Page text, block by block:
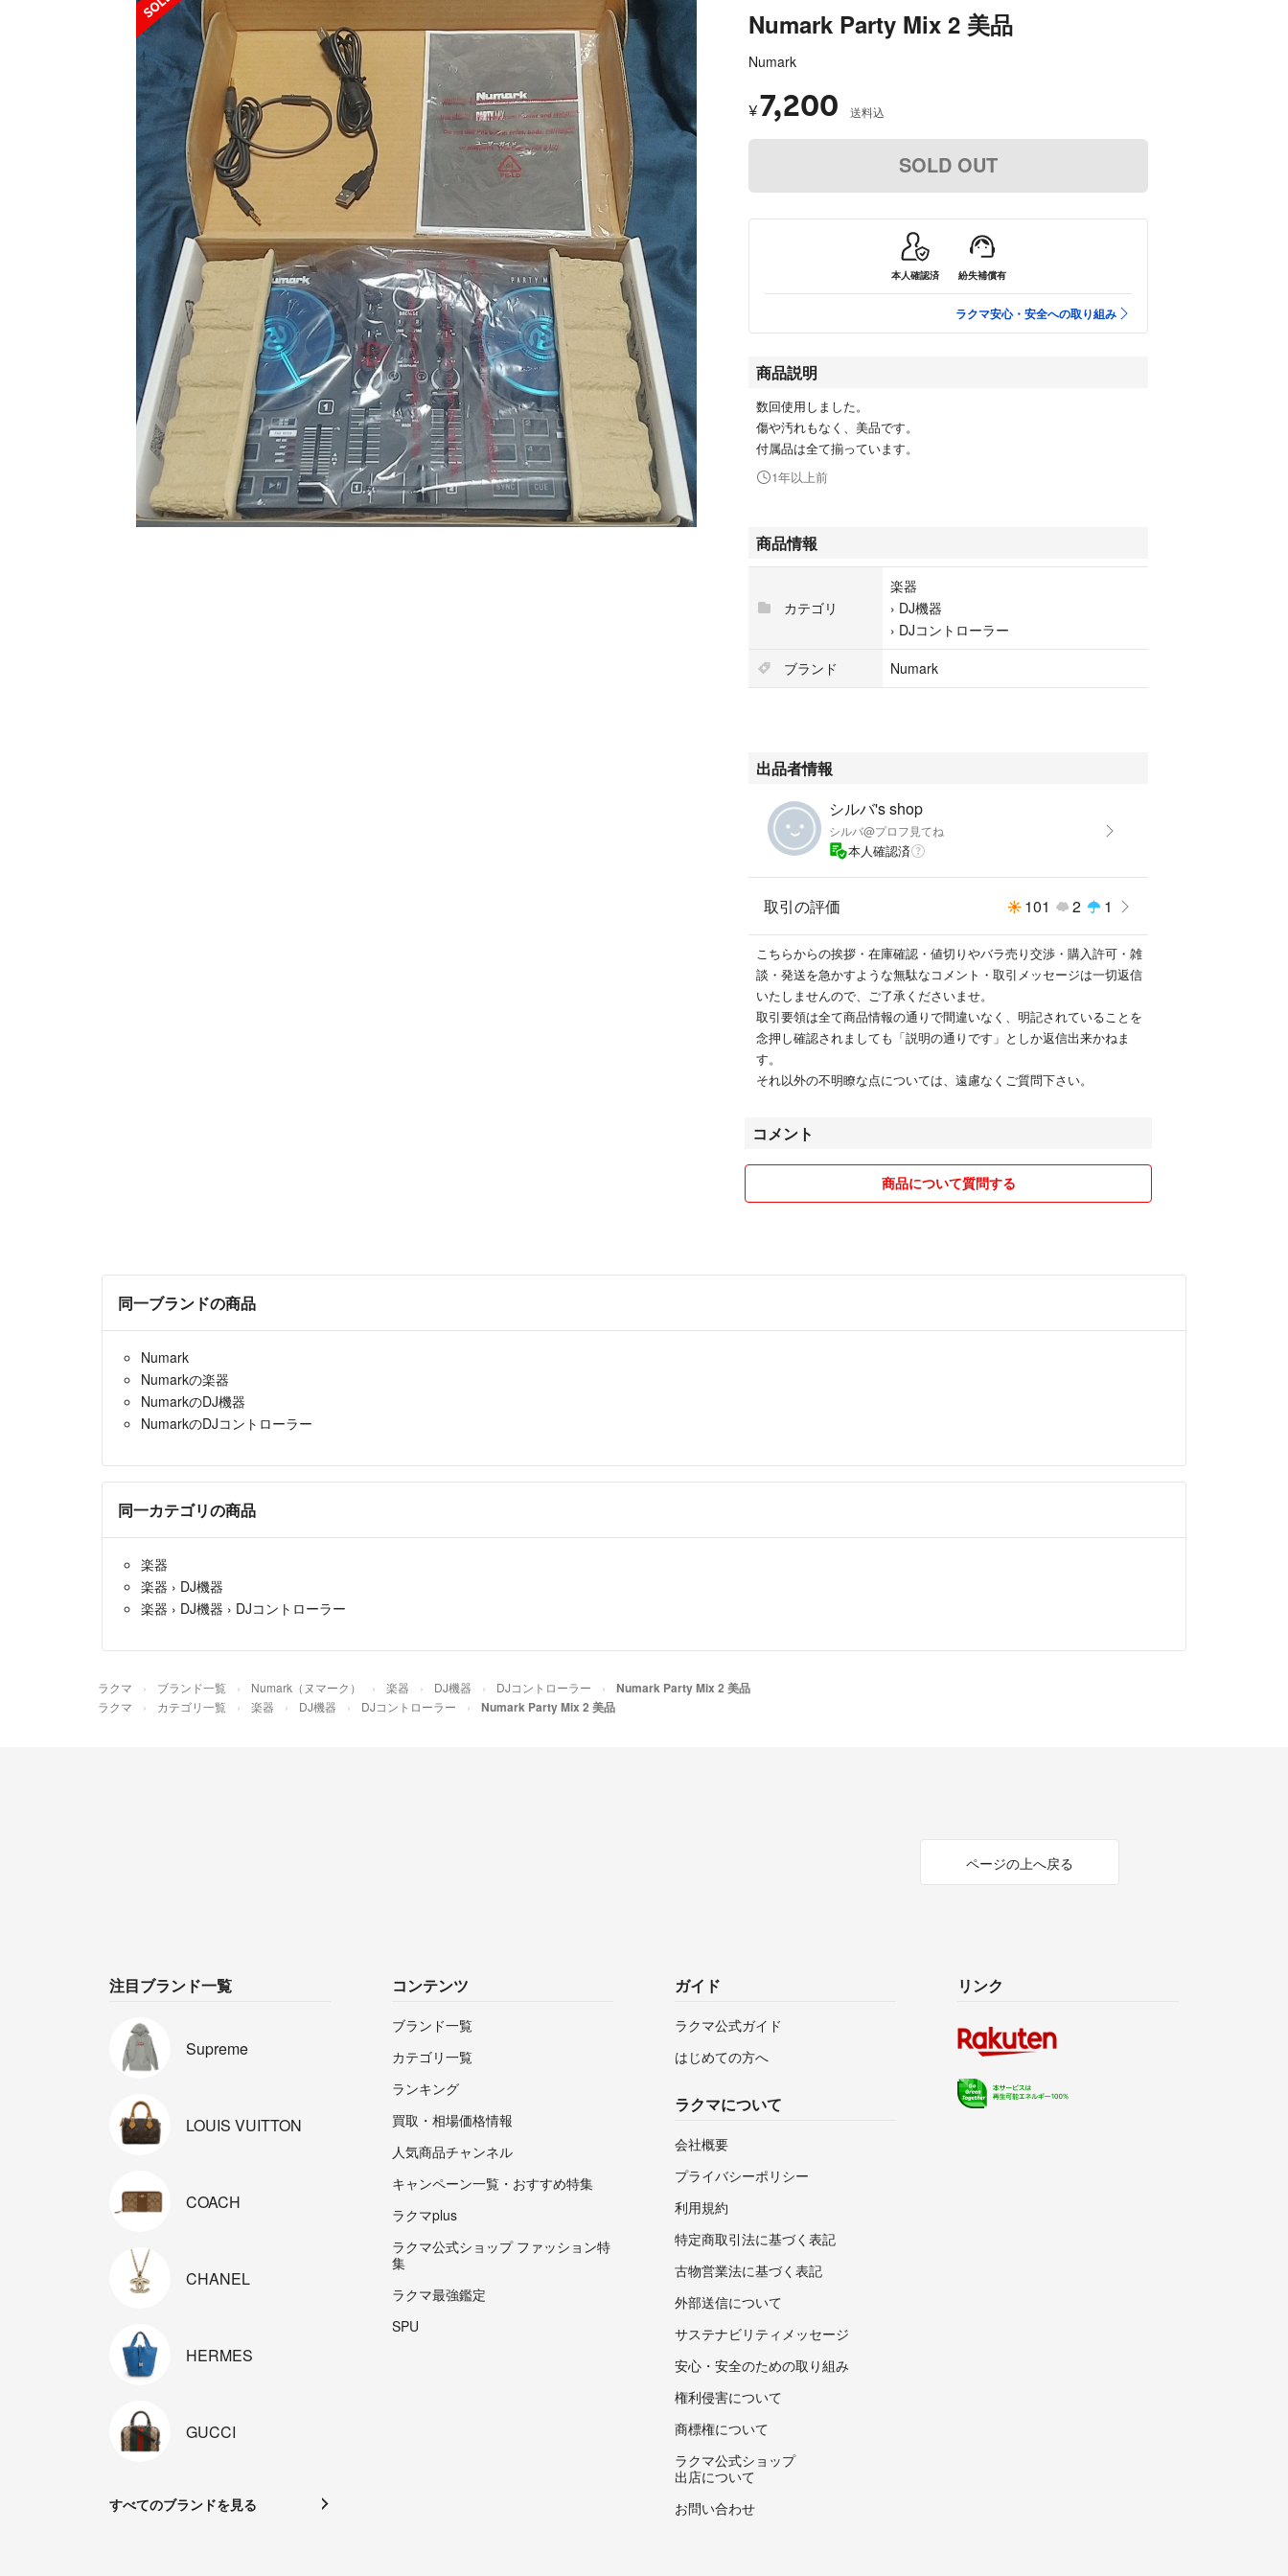
Numark Party Mix 2 美品
Numark
¥7,200 送料込
SOLD OUT
本人確認済 紛失補償有
ラクマ安心・安全への取り組み
商品説明
数回使用しました。
傷や汚れもなく、美品です。
付属品は全て揃っています。
1年以上前
商品情報
カテゴリ
楽器
› DJ機器
› DJコントローラー
ブランド
Numark
出品者情報
シルバ's shop
シルバ@プロフ見てね
本人確認済
取引の評価 101 2 1
こちらからの挨拶・在庫確認・値切りやバラ売り交渉・購入許可・雑
談・発送を急かすような無駄なコメント・取引メッセージは一切返信
いたしませんので、ご了承くださいませ。
取引要領は全て商品情報の通りで間違いなく、明記されていることを
念押し確認されましても「説明の通りです」としか返信出来かねま
す。
それ以外の不明瞭な点については、遠慮なくご質問下さい。
コメント
商品について質問する
同一ブランドの商品
Numark
Numarkの楽器
NumarkのDJ機器
NumarkのDJコントローラー
同一カテゴリの商品
楽器
楽器 › DJ機器
楽器 › DJ機器 › DJコントローラー
ラクマ ブランド一覧 Numark（ヌマーク） 楽器 DJ機器 DJコントローラー Numark Party Mix 2 美品
ラクマ カテゴリ一覧 楽器 DJ機器 DJコントローラー Numark Party Mix 2 美品
ページの上へ戻る
注目ブランド一覧
Supreme
LOUIS VUITTON
COACH
CHANEL
HERMES
GUCCI
すべてのブランドを見る
コンテンツ
ブランド一覧
カテゴリ一覧
ランキング
買取・相場価格情報
人気商品チャンネル
キャンペーン一覧・おすすめ特集
ラクマplus
ラクマ公式ショップ ファッション特
集
ラクマ最強鑑定
SPU
ガイド
ラクマ公式ガイド
はじめての方へ
ラクマについて
会社概要
プライバシーポリシー
利用規約
特定商取引法に基づく表記
古物営業法に基づく表記
外部送信について
サステナビリティメッセージ
安心・安全のための取り組み
権利侵害について
商標権について
ラクマ公式ショップ
出店について
お問い合わせ
リンク